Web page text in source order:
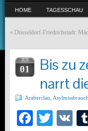
HOME TAGESSCHAU
« Düsseldorf-Friedrichstadt:
JUN
01
Bis zu
narrt
Araberclan Asylmissbrauch
VK